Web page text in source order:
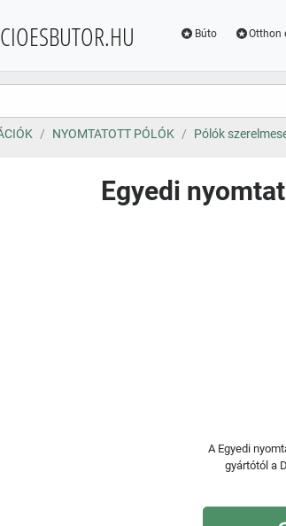
Búto Otthon
NYOMTATOTT PÓLÓK Pólók
Egyedi
A Egyedi
gyártótól a